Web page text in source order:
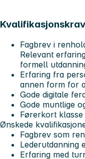
Fagbrev i
Relevant
formell
Erfaring fra
annen form for
Gode digitale
Gode muntlige
Førerkort klasse
Ønskede
Fagbrev som
Lederutdanning
Erfaring med